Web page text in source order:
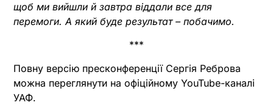
щоб ми вийшли й завтра віддали все для
перемоги. А який буде результат – побачимо.
***
Повну версію пресконференції Сергія Реброва
можна переглянути на офіційному YouTube-каналі
УАФ.